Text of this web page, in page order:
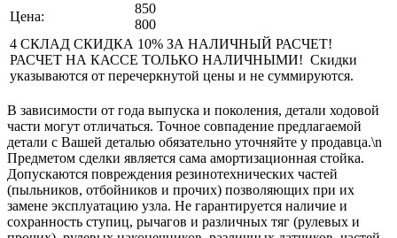
Цена:
850
800
4 СКЛАД СКИДКА 10% ЗА НАЛИЧНЫЙ РАСЧЕТ!
РАСЧЕТ НА КАССЕ ТОЛЬКО НАЛИЧНЫМИ! Скидки
указываются от перечеркнутой цены и не суммируются.
В зависимости от года выпуска и поколения, детали ходовой
части могут отличаться. Точное совпадение предлагаемой
детали с Вашей деталью обязательно уточняйте у продавца.\n
Предметом сделки является сама амортизационная стойка.
Допускаются повреждения резинотехнических частей
(пыльников, отбойников и прочих) позволяющих при их
замене эксплуатацию узла. Не гарантируется наличие и
сохранность ступиц, рычагов и различных тяг (рулевых и